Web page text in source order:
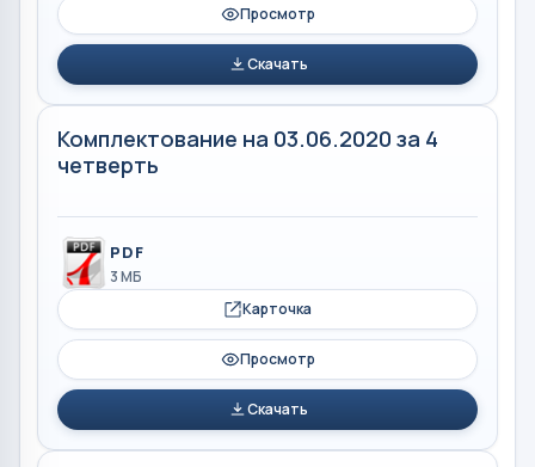
Просмотр
Скачать
Комплектование на 03.06.2020 за 4
четверть
PDF
3 МБ
Карточка
Просмотр
Скачать